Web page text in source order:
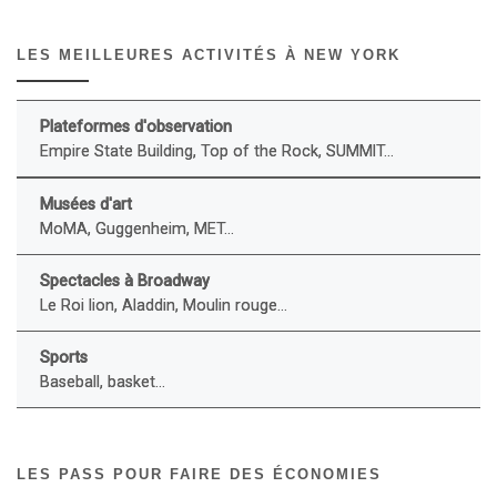
LES MEILLEURES ACTIVITÉS À NEW YORK
Plateformes d'observation
Empire State Building, Top of the Rock, SUMMIT...
Musées d'art
MoMA, Guggenheim, MET...
Spectacles à Broadway
Le Roi lion, Aladdin, Moulin rouge...
Sports
Baseball, basket...
LES PASS POUR FAIRE DES ÉCONOMIES